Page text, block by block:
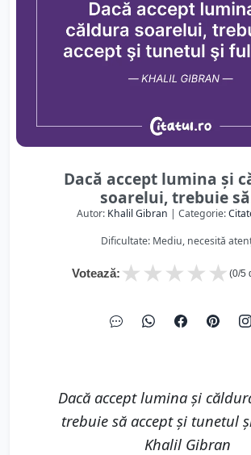
Dacă accept lumina şi
soarelui, trebuie
Autor: Khalil Gibran | Categorie:
Dificultate: Mediu, necesită
Votează: ★
★
★
★
★ (0/5
Dacă accept lumina şi
trebuie să accept şi tunetul
Khalil Gibran